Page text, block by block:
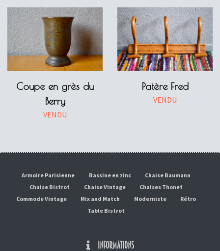
Coupe en grès du
Berry
VENDU
Patère Fred
VENDU
Armoire Parisienne Bassine en zinc
Chaise Baumann
Chaise Bistrot
Chaise Vintage
Chaises Thonet
Commode Vintage
Mix and Match Moderniste
Rétro
Table Bistrot
INFORMATIONS